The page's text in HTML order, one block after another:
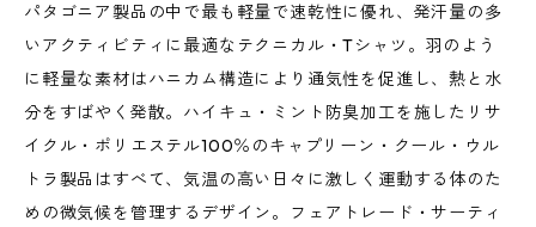
パタゴニア製品の中で最も軽量で速乾性に優れ、発汗量の多
いアクティビティに最適なテクニカル・Tシャツ。羽のよう
に軽量な素材はハニカム構造により通気性を促進し、熱と水
分をすばやく発散。ハイキュ・ミント防臭加工を施したリサ
イクル・ポリエステル100％のキャプリーン・クール・ウル
トラ製品はすべて、気温の高い日々に激しく運動する体のた
めの微気候を管理するデザイン。フェアトレード・サーティ